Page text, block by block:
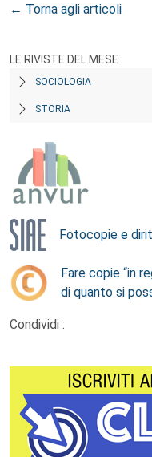
← Torna agli articoli
LE RIVISTE DEL MESE
SOCIOLOGIA
STORIA
Fotocopie e
Fare copie “in
di quanto si
Condividi :